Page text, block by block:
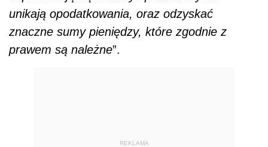
unikają opodatkowania, oraz odzyskać
znaczne sumy pieniędzy, które zgodnie z
prawem są należne”.
REKLAMA